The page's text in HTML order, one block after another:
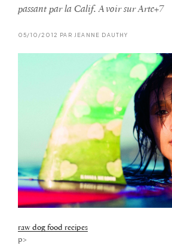
passant par la Calif. A voir sur Arte+7
05/10/2012 PAR JEANNE DAUTHY
raw dog food recipes
p>